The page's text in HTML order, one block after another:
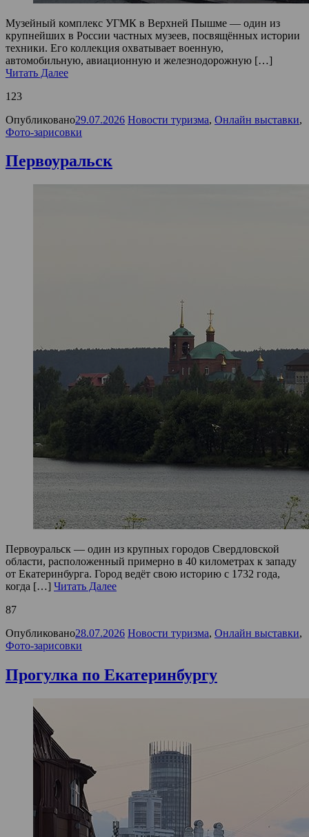
Музейный комплекс УГМК в Верхней Пышме — один из
крупнейших в России частных музеев, посвящённых истории
техники. Его коллекция охватывает военную,
автомобильную, авиационную и железнодорожную […]
Читать Далее
123
Опубликовано29.07.2026 Новости туризма, Онлайн выставки,
Фото-зарисовки
Первоуральск
Первоуральск — один из крупных городов Свердловской
области, расположенный примерно в 40 километрах к западу
от Екатеринбурга. Город ведёт свою историю с 1732 года,
когда […] Читать Далее
87
Опубликовано28.07.2026 Новости туризма, Онлайн выставки,
Фото-зарисовки
Прогулка по Екатеринбургу